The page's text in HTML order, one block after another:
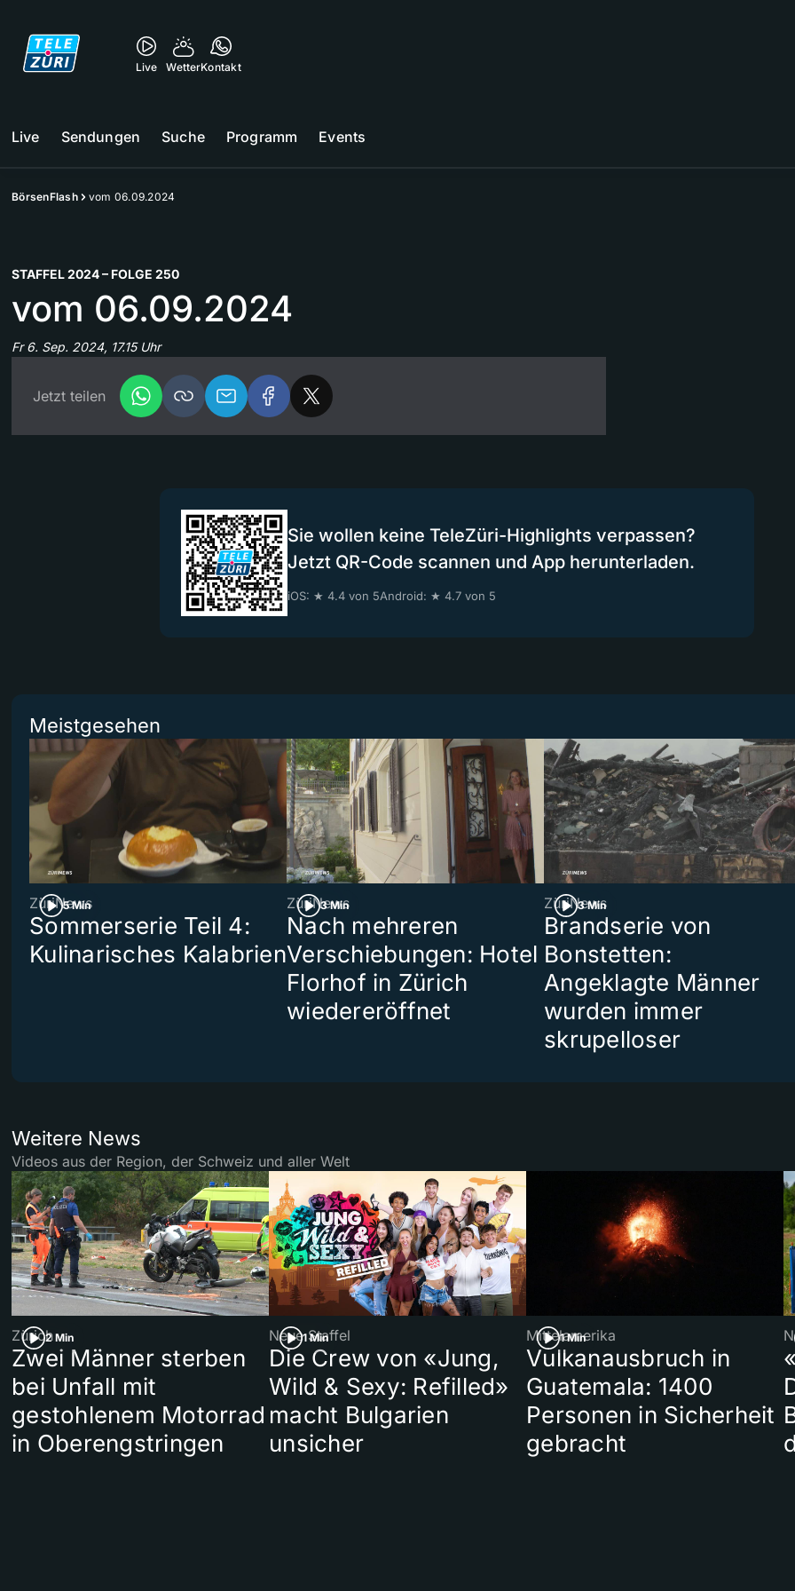
Live WetterKontakt
Live Sendungen Suche Programm Events
BörsenFlash vom 06.09.2024
STAFFEL 2024 – FOLGE 250
vom 06.09.2024
Fr 6. Sep. 2024, 17.15 Uhr
Jetzt teilen
Sie wollen keine TeleZüri-Highlights verpassen?
Jetzt QR-Code scannen und App herunterladen.
iOS: ★ 4.4 von 5Android: ★ 4.7 von 5
Meistgesehen
5 Min
ZüriNews
Sommerserie Teil 4:
Kulinarisches Kalabrien
3 Min
ZüriNews
Nach mehreren
Verschiebungen: Hotel
Florhof in Zürich
wiedereröffnet
3 Min
ZüriNews
Brandserie von
Bonstetten:
Angeklagte Männer
wurden immer
skrupelloser
Weitere News
Videos aus der Region, der Schweiz und aller Welt
2 Min
Zürich
Zwei Männer sterben
bei Unfall mit
gestohlenem Motorrad
in Oberengstringen
1 Min
Neue Staffel
Die Crew von «Jung,
Wild & Sexy: Refilled»
macht Bulgarien
unsicher
1 Min
Mittelamerika
Vulkanausbruch in
Guatemala: 1400
Personen in Sicherheit
gebracht